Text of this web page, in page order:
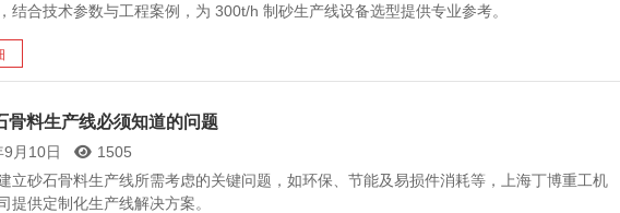
结合技术参数与工程案例，为 300t/h 制砂生产线设备选型提供专业参考。
骨料生产线必须知道的问题
9月10日
1505
立砂石骨料生产线所需考虑的关键问题，如环保、节能及易损件消耗等，上海丁博重工机
提供定制化生产线解决方案。